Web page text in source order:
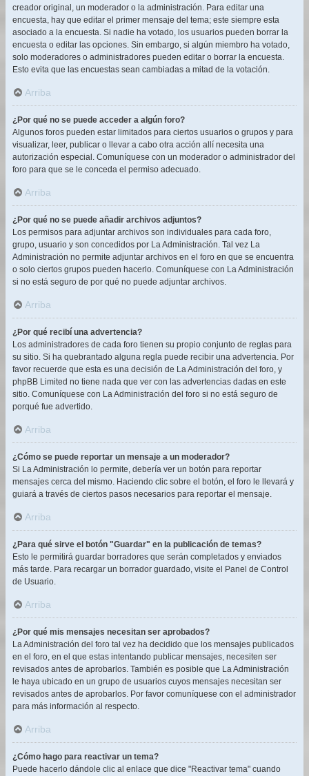
creador original, un moderador o la administración. Para editar una
encuesta, hay que editar el primer mensaje del tema; este siempre esta
asociado a la encuesta. Si nadie ha votado, los usuarios pueden borrar la
encuesta o editar las opciones. Sin embargo, si algún miembro ha votado,
solo moderadores o administradores pueden editar o borrar la encuesta.
Esto evita que las encuestas sean cambiadas a mitad de la votación.
Arriba
¿Por qué no se puede acceder a algún foro?
Algunos foros pueden estar limitados para ciertos usuarios o grupos y para
visualizar, leer, publicar o llevar a cabo otra acción allí necesita una
autorización especial. Comuníquese con un moderador o administrador del
foro para que se le conceda el permiso adecuado.
Arriba
¿Por qué no se puede añadir archivos adjuntos?
Los permisos para adjuntar archivos son individuales para cada foro,
grupo, usuario y son concedidos por La Administración. Tal vez La
Administración no permite adjuntar archivos en el foro en que se encuentra
o solo ciertos grupos pueden hacerlo. Comuníquese con La Administración
si no está seguro de por qué no puede adjuntar archivos.
Arriba
¿Por qué recibí una advertencia?
Los administradores de cada foro tienen su propio conjunto de reglas para
su sitio. Si ha quebrantado alguna regla puede recibir una advertencia. Por
favor recuerde que esta es una decisión de La Administración del foro, y
phpBB Limited no tiene nada que ver con las advertencias dadas en este
sitio. Comuníquese con La Administración del foro si no está seguro de
porqué fue advertido.
Arriba
¿Cómo se puede reportar un mensaje a un moderador?
Si La Administración lo permite, debería ver un botón para reportar
mensajes cerca del mismo. Haciendo clic sobre el botón, el foro le llevará y
guiará a través de ciertos pasos necesarios para reportar el mensaje.
Arriba
¿Para qué sirve el botón "Guardar" en la publicación de temas?
Esto le permitirá guardar borradores que serán completados y enviados
más tarde. Para recargar un borrador guardado, visite el Panel de Control
de Usuario.
Arriba
¿Por qué mis mensajes necesitan ser aprobados?
La Administración del foro tal vez ha decidido que los mensajes publicados
en el foro, en el que estas intentando publicar mensajes, necesiten ser
revisados antes de aprobarlos. También es posible que La Administración
le haya ubicado en un grupo de usuarios cuyos mensajes necesitan ser
revisados antes de aprobarlos. Por favor comuníquese con el administrador
para más información al respecto.
Arriba
¿Cómo hago para reactivar un tema?
Puede hacerlo dándole clic al enlace que dice "Reactivar tema" cuando